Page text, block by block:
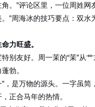
。”评论区里，一位周姓
”周海冰的技巧要点：双
力旺盛。
别友好。周一茉的“茉”从
勃。
，是万物的源头。一字虽
正合马年的热情。